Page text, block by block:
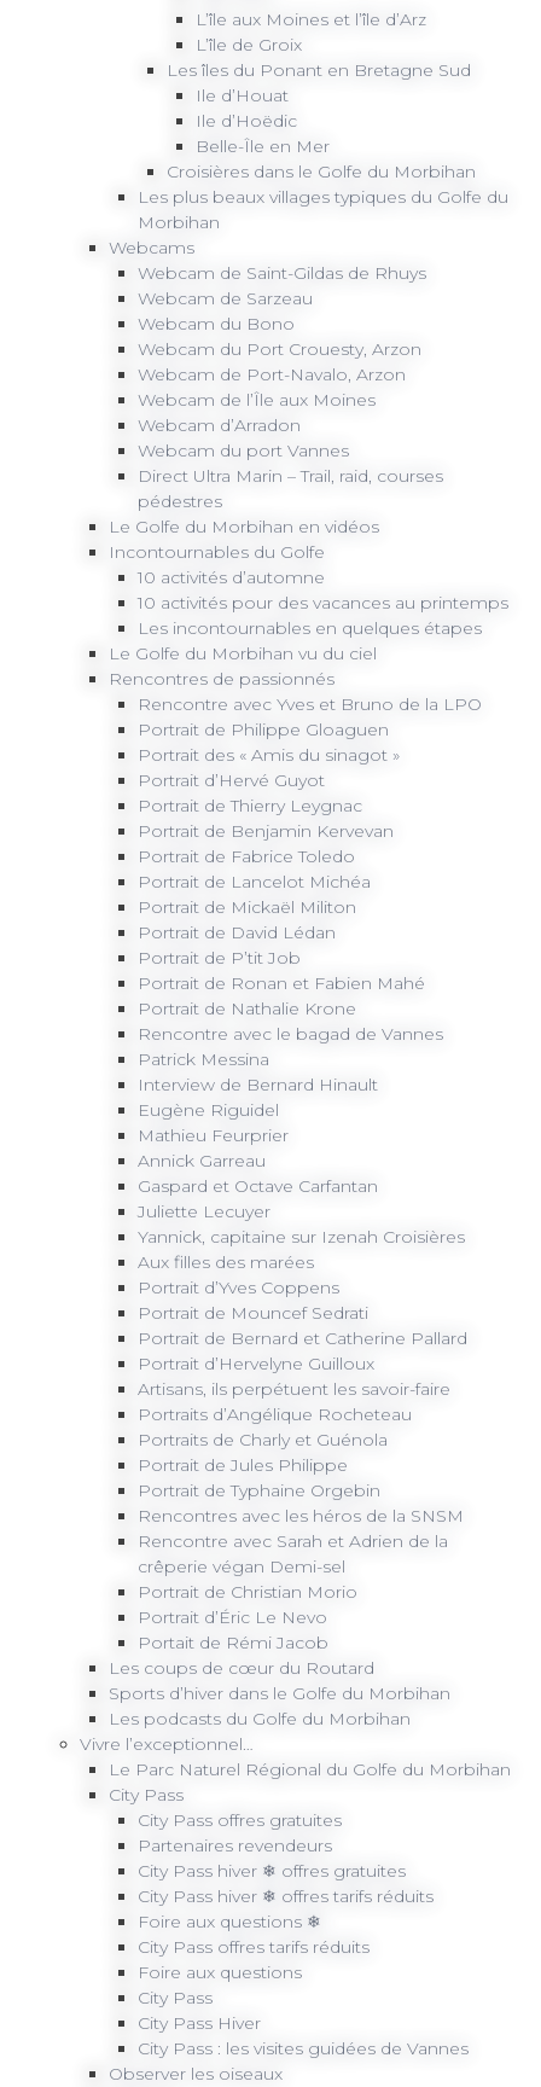
L’île aux Moines et l’île d’Arz
L’île de Groix
Les îles du Ponant en Bretagne Sud
Ile d’Houat
Ile d’Hoëdic
Belle-Île en Mer
Croisières dans le Golfe du Morbihan
Les plus beaux villages typiques du Golfe du
Morbihan
Webcams
Webcam de Saint-Gildas de Rhuys
Webcam de Sarzeau
Webcam du Bono
Webcam du Port Crouesty, Arzon
Webcam de Port-Navalo, Arzon
Webcam de l’Île aux Moines
Webcam d’Arradon
Webcam du port Vannes
Direct Ultra Marin – Trail, raid, courses
pédestres
Le Golfe du Morbihan en vidéos
Incontournables du Golfe
10 activités d’automne
10 activités pour des vacances au printemps
Les incontournables en quelques étapes
Le Golfe du Morbihan vu du ciel
Rencontres de passionnés
Rencontre avec Yves et Bruno de la LPO
Portrait de Philippe Gloaguen
Portrait des « Amis du sinagot »
Portrait d’Hervé Guyot
Portrait de Thierry Leygnac
Portrait de Benjamin Kervevan
Portrait de Fabrice Toledo
Portrait de Lancelot Michéa
Portrait de Mickaël Militon
Portrait de David Lédan
Portrait de P’tit Job
Portrait de Ronan et Fabien Mahé
Portrait de Nathalie Krone
Rencontre avec le bagad de Vannes
Patrick Messina
Interview de Bernard Hinault
Eugène Riguidel
Mathieu Feurprier
Annick Garreau
Gaspard et Octave Carfantan
Juliette Lecuyer
Yannick, capitaine sur Izenah Croisières
Aux filles des marées
Portrait d’Yves Coppens
Portrait de Mouncef Sedrati
Portrait de Bernard et Catherine Pallard
Portrait d’Hervelyne Guilloux
Artisans, ils perpétuent les savoir-faire
Portraits d’Angélique Rocheteau
Portraits de Charly et Guénola
Portrait de Jules Philippe
Portrait de Typhaine Orgebin
Rencontres avec les héros de la SNSM
Rencontre avec Sarah et Adrien de la
crêperie végan Demi-sel
Portrait de Christian Morio
Portrait d’Éric Le Nevo
Portait de Rémi Jacob
Les coups de cœur du Routard
Sports d’hiver dans le Golfe du Morbihan
Les podcasts du Golfe du Morbihan
Vivre l’exceptionnel…
Le Parc Naturel Régional du Golfe du Morbihan
City Pass
City Pass offres gratuites
Partenaires revendeurs
City Pass hiver ❄ offres gratuites
City Pass hiver ❄ offres tarifs réduits
Foire aux questions ❄
City Pass offres tarifs réduits
Foire aux questions
City Pass
City Pass Hiver
City Pass : les visites guidées de Vannes
Observer les oiseaux